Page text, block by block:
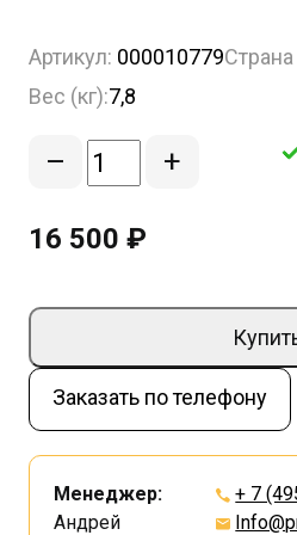
Артикул: 000010779
Вес (кг):7,8
– +
16 500 ₽
Заказать по телефону
Менеджер:
Андрей
+ 7